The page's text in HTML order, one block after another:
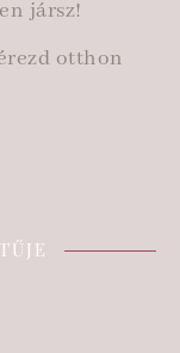
jársz!
otthon